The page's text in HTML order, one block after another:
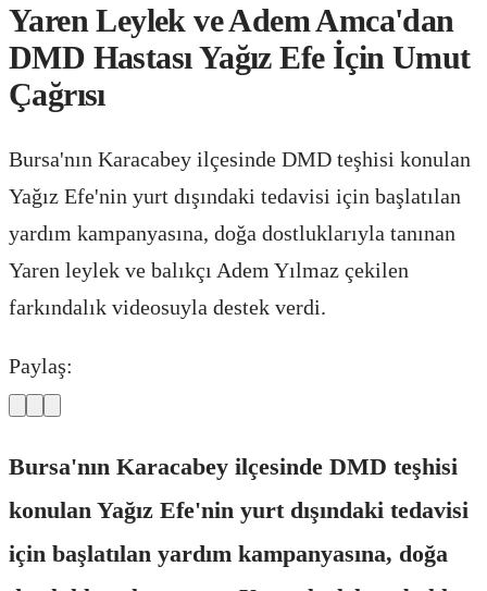
Yaren Leylek ve Adem Amca'dan
DMD Hastası Yağız Efe İçin Umut
Çağrısı
Bursa'nın Karacabey ilçesinde DMD teşhisi konulan
Yağız Efe'nin yurt dışındaki tedavisi için başlatılan
yardım kampanyasına, doğa dostluklarıyla tanınan
Yaren leylek ve balıkçı Adem Yılmaz çekilen
farkındalık videosuyla destek verdi.
Paylaş:
Bursa'nın Karacabey ilçesinde DMD teşhisi
konulan Yağız Efe'nin yurt dışındaki tedavisi
için başlatılan yardım kampanyasına, doğa